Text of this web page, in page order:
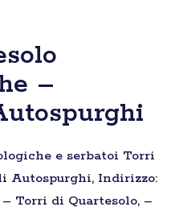
–
e serbatoi Torri
Autospurghi, Indirizzo:
– Torri di Quartesolo, –